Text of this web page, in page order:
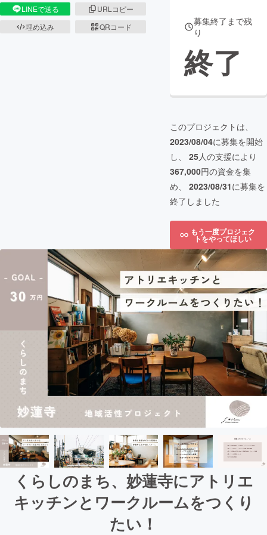
LINEで送る
URLコピー
埋め込み
QRコード
募集終了まで残
り
終了
このプロジェクトは、
2023/08/04に募集を開始
し、 25人の支援により
367,000円の資金を集
め、 2023/08/31に募集を
終了しました
もう一度プロジェク
トをやってほしい
くらしのまち、妙蓮寺にアトリエ
キッチンとワークルームをつくり
たい！